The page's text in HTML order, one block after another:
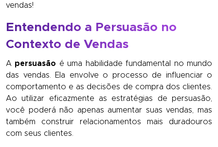
vendas!
Entendendo a Persuasão no
Contexto de Vendas
A persuasão é uma habilidade fundamental no mundo
das vendas. Ela envolve o processo de influenciar o
comportamento e as decisões de compra dos clientes.
Ao utilizar eficazmente as estratégias de persuasão,
você poderá não apenas aumentar suas vendas, mas
também construir relacionamentos mais duradouros
com seus clientes.